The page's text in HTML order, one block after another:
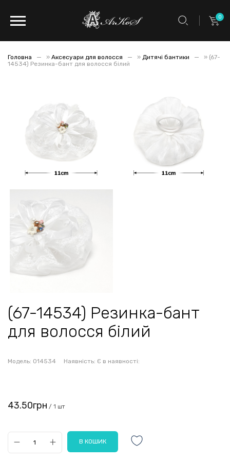
0
Головна » Аксесуари для волосся » Дитячі бантики » (67-
14534) Резинка-бант для волосся білий
(67-14534) Резинка-бант
для волосся білий
Модель: 014534 Наявність: Є в наявності:
43.50грн / 1 шт